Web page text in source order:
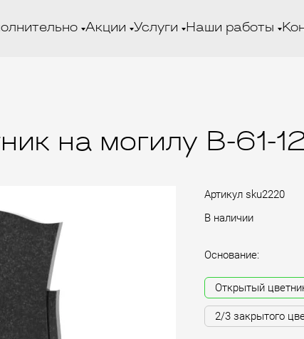
Акции Услуги Наши работы
на могилу B-61-
Артикул sku2220
В наличии
Основание:
Открытый
2/3 закрытого